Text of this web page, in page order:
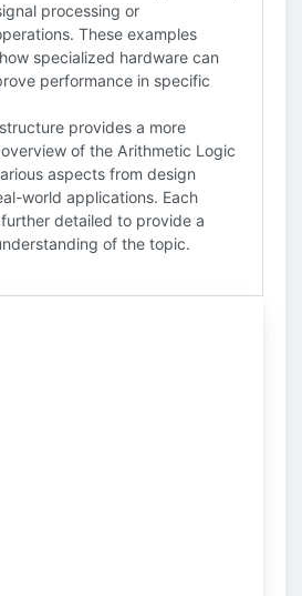
processing or
These examples
specialized hardware can
performance in specific
provides a more
of the Arithmetic Logic
aspects from design
world applications. Each
detailed to provide a
of the topic.